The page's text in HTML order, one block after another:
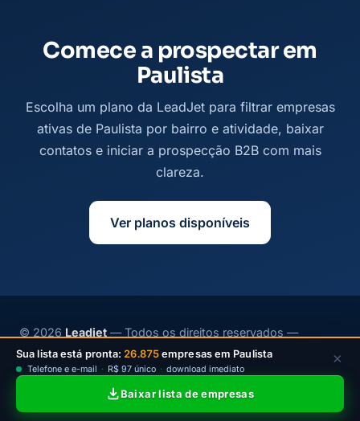
Comece a prospectar em
Paulista
Escolha um plano da LeadJet para filtrar empresas
ativas de Paulista por bairro e atividade, baixar
contatos e iniciar a prospecção B2B com mais
clareza.
Ver planos disponíveis
© 2026 Leadjet — Todos os direitos reservados —
contato@leadjet.com.br
Política de Privacidade·Planos
Sua lista está pronta: 26.875empresas em Paulista
Telefone e e-mail · R$ 97 único · download imediato
Baixar lista de empresas
×